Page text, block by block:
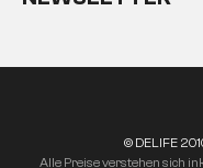
© DELIFE
Alle Preise verstehen sich